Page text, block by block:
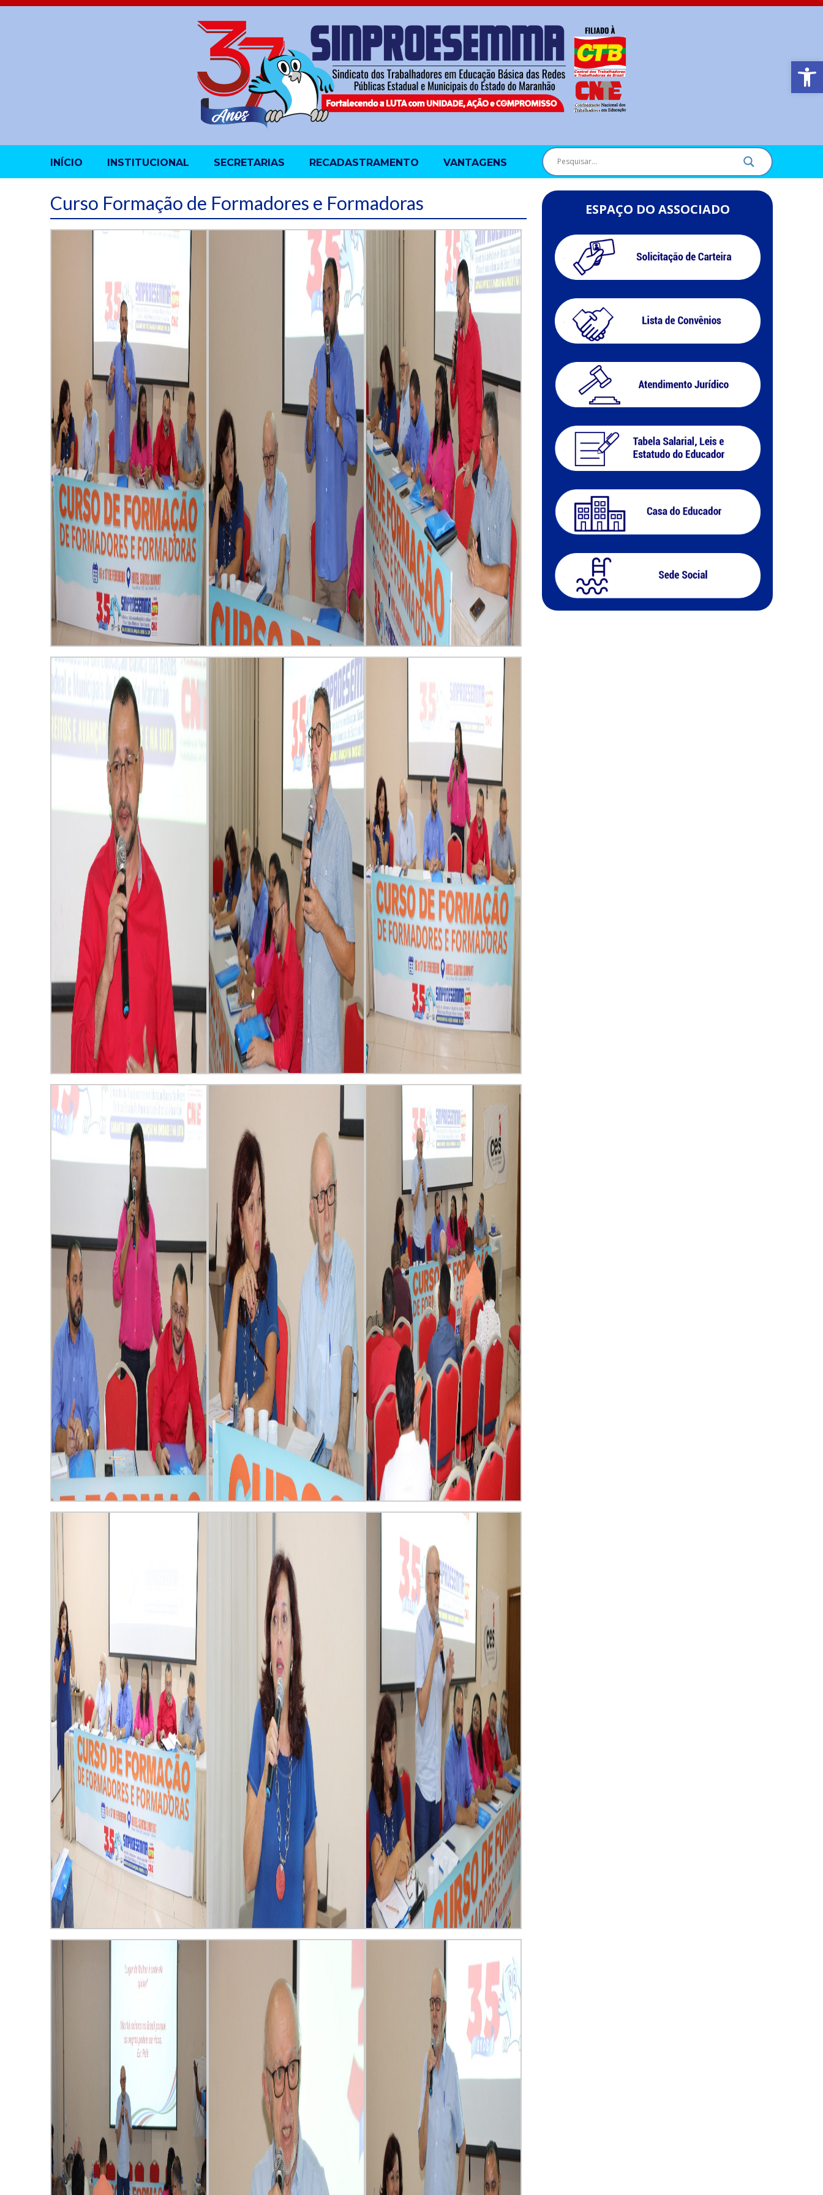
Barra de
INÍCIO INSTITUCIONAL SECRETARIAS RECADASTRAMENTO VANTAGENS
Curso Formação de Formadores e Formadoras ESPAÇO DO ASSOCIADO